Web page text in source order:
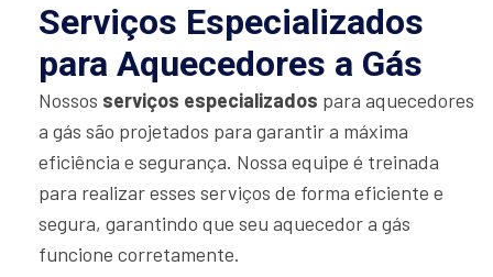
Serviços Especializados
para Aquecedores a Gás
Nossos serviços especializados para aquecedores
a gás são projetados para garantir a máxima
eficiência e segurança. Nossa equipe é treinada
para realizar esses serviços de forma eficiente e
segura, garantindo que seu aquecedor a gás
funcione corretamente.